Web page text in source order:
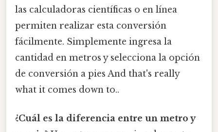
las calculadoras científicas o en línea
permiten realizar esta conversión
fácilmente. Simplemente ingresa la
cantidad en metros y selecciona la opción
de conversión a pies And that's really
what it comes down to..
¿Cuál es la diferencia entre un metro y